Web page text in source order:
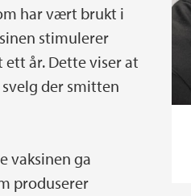
har vært brukt i
stimulerer
år. Dette viser at
der smitten
vaksinen ga
produserer